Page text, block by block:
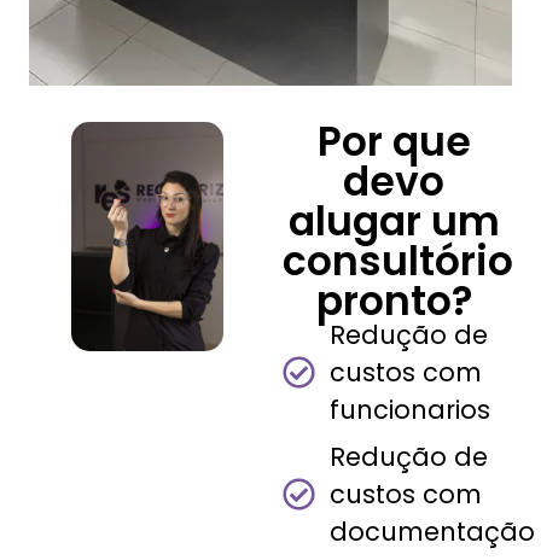
Por que
devo
alugar um
consultório
pronto?
Redução de
custos com
funcionarios
Redução de
custos com
documentação